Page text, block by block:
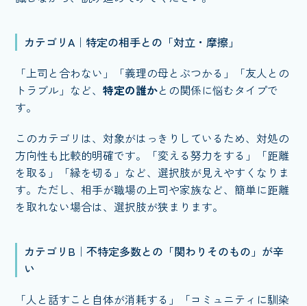
カテゴリA｜特定の相手との「対立・摩擦」
「上司と合わない」「義理の母とぶつかる」「友人との
トラブル」など、特定の誰かとの関係に悩むタイプで
す。
このカテゴリは、対象がはっきりしているため、対処の
方向性も比較的明確です。「変える努力をする」「距離
を取る」「縁を切る」など、選択肢が見えやすくなりま
す。ただし、相手が職場の上司や家族など、簡単に距離
を取れない場合は、選択肢が狭まります。
カテゴリB｜不特定多数との「関わりそのもの」が辛
い
「人と話すこと自体が消耗する」「コミュニティに馴染